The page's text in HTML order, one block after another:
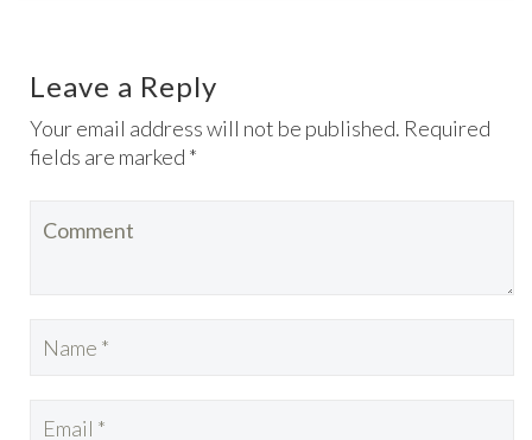
Leave a Reply
Your email address will not be published. Required
fields are marked *